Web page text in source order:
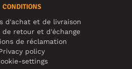
CONDITIONS
d'achat et de livraison
de retour et d'échange
de réclamation
policy
settings